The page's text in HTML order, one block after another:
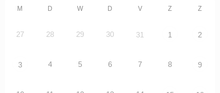
M D W D V Z Z
27 28 29 30 31 1 2
3 4 5 6 7 8 9